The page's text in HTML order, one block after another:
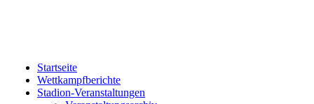
Startseite
Wettkampfberichte
Stadion-Veranstaltungen